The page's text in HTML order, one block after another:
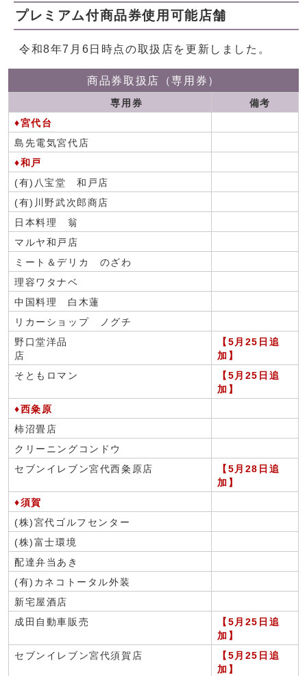
プレミアム付商品券使用可能店舗
令和8年7月6日時点の取扱店を更新しました。
商品券取扱店（専用券）
専用券
備考
♦宮代台
島先電気宮代店
♦和戸
(有)八宝堂 和戸店
(有)川野武次郎商店
日本料理 翁
マルヤ和戸店
ミート＆デリカ のざわ
理容ワタナベ
中国料理 白木蓮
リカーショップ ノグチ
野口堂洋品
店
【5月25日追
加】
そともロマン
【5月25日追
加】
♦西粂原
柿沼畳店
クリーニングコンドウ
セブンイレブン宮代西粂原店
【5月28日追
加】
♦須賀
(株)宮代ゴルフセンター
(株)富士環境
配達弁当あき
(有)カネコトータル外装
新宅屋酒店
成田自動車販売
【5月25日追
加】
セブンイレブン宮代須賀店
【5月25日追
加】